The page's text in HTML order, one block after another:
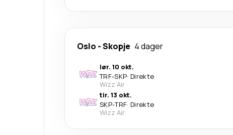
Oslo -Skopje 4 dager
lør. 10 okt.
TRF-SKP· Direkte
Wizz Air
tir. 13 okt.
SKP-TRF· Direkte
Wizz Air